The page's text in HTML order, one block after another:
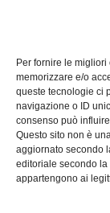
Per fornire le
memorizzare e/o
queste tecnologie ci
navigazione o ID
consenso può
Questo sito non è
aggiornato secondo
editoriale secondo la
appartengono ai
guida
LUG 17,